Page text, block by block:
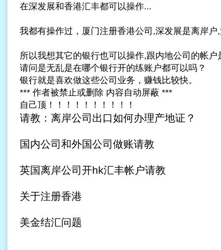
在深发展和香港汇丰都可以操作...
我都有操作过， 厦门注册香港公司 ,深发展是离岸户
所以我想其它的银行也可以操作,跟内地公司的帐户
请问是无乱是在哪个银行开的练账户都可以吗？
银行就是喜欢做这些公司业务，赚钱比较快。
*** 作者被禁止或删除 内容自动屏蔽 ***
自己顶！！！！！！！！！！
请教：离岸公司出口如何办理产地证？
国内公司和外国公司做账请教
英国离岸公司开hk汇丰帐户请教
关于注册香港
美金结汇问题